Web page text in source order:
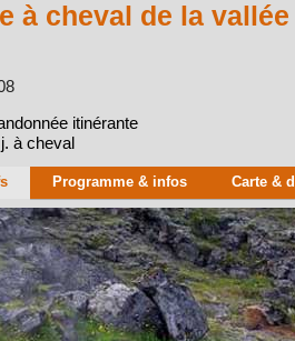
à cheval de la
itinérante
à cheval
Programme & infos Carte &